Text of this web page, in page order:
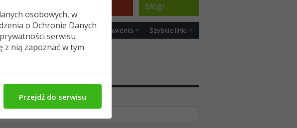
Kalendarz Spełeczność Ustawienia Szybkie linki
blogi
osobowych, w
o Ochronie Danych
serwisu
z nią zapoznać w tym
Przejdź do serwisu